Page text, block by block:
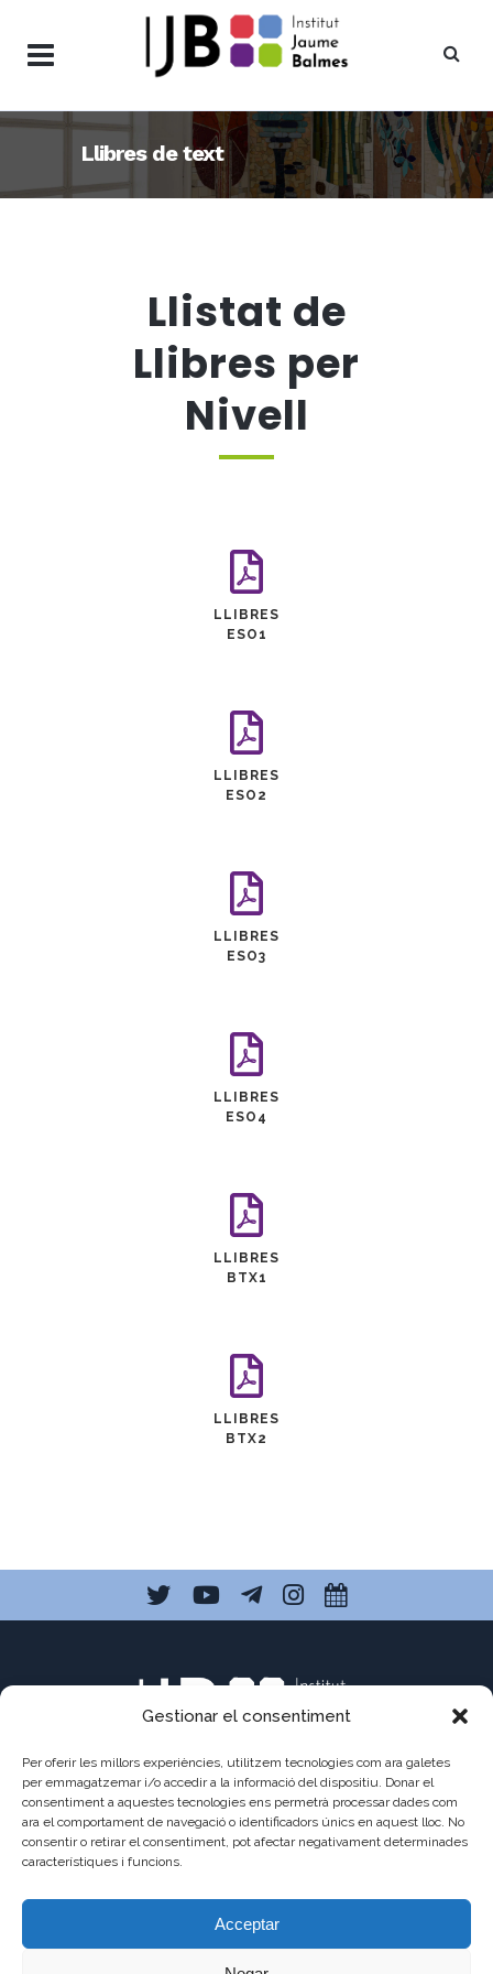
Gestionar el consentiment
Per oferir les millors experiències, utilitzem tecnologies com ara galetes
per emmagatzemar i/o accedir a la informació del dispositiu. Donar el
consentiment a aquestes tecnologies ens permetrà processar dades com
ara el comportament de navegació o identificadors únics en aquest lloc. No
consentir o retirar el consentiment, pot afectar negativament determinades
característiques i funcions.
Acceptar
Llibres de text
Llistat de
Llibres per
Nivell
LLIBRES
ESO1
LLIBRES
ESO2
LLIBRES
ESO3
LLIBRES
ESO4
LLIBRES
BTX1
LLIBRES
BTX2
C/ Pau Claris 121
08009 Barcelona
93 487 03 01